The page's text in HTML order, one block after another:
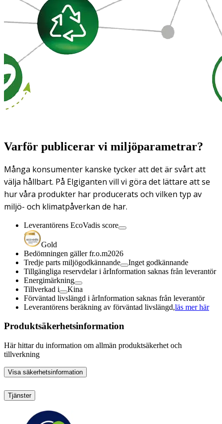
Varför publicerar vi miljöparametrar?
Många konsumenter kanske tycker att det är svårt att
välja hållbart. På Elgiganten vill vi göra det lättare att se
hur våra produkter har producerats och vilken typ av
miljö- och klimatpåverkan de har.
Leverantörens EcoVadis score
Gold
Bedömningen gäller fr.o.m2026
Tredje parts miljögodkännande
Inget godkännande
Tillgängliga reservdelar i årInformation saknas från leverantör
Energimärkning
Tillverkad i
Kina
Förväntad livslängd i årInformation saknas från leverantör
Leverantörens beräkning av förväntad livslängd,läs mer här
Produktsäkerhetsinformation
Här hittar du information om allmän produktsäkerhet och
tillverkning
Visa säkerhetsinformation
Tjänster